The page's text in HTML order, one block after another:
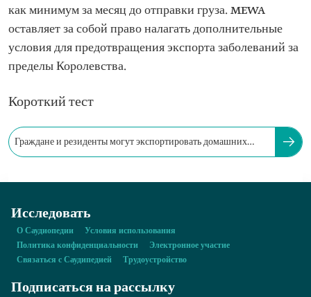
как минимум за месяц до отправки груза. MEWA
оставляет за собой право налагать дополнительные
условия для предотвращения экспорта заболеваний за
пределы Королевства.
Короткий тест
Граждане и резиденты могут экспортировать домашних
Исследовать
О Саудиопедии
Условия использования
Политика конфиденциальности
Электронное участие
Связаться с Саудипедией
Трудоустройство
Подписаться на рассылку